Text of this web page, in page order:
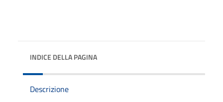
INDICE DELLA PAGINA
Descrizione